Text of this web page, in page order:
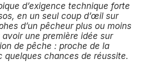
d’exigence technique forte
en un seul coup d’œil sur
d’un pêcheur plus ou moins
une première idée sur
de pêche : proche de la
quelques chances de réussite.